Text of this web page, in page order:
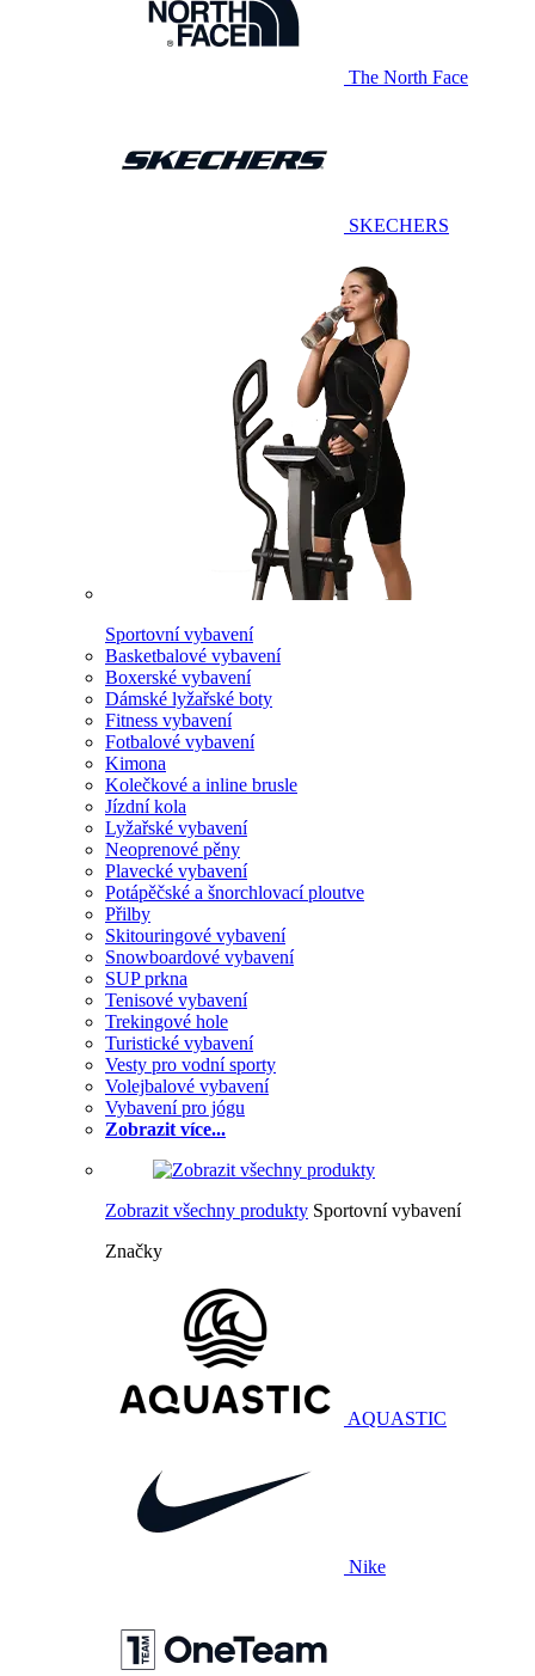
The North Face
SKECHERS
Sportovní vybavení
Basketbalové vybavení
Boxerské vybavení
Dámské lyžařské boty
Fitness vybavení
Fotbalové vybavení
Kimona
Kolečkové a inline brusle
Jízdní kola
Lyžařské vybavení
Neoprenové pěny
Plavecké vybavení
Potápěčské a šnorchlovací ploutve
Přilby
Skitouringové vybavení
Snowboardové vybavení
SUP prkna
Tenisové vybavení
Trekingové hole
Turistické vybavení
Vesty pro vodní sporty
Volejbalové vybavení
Vybavení pro jógu
Zobrazit více...
Zobrazit všechny produkty Sportovní vybavení
Značky
AQUASTIC
Nike